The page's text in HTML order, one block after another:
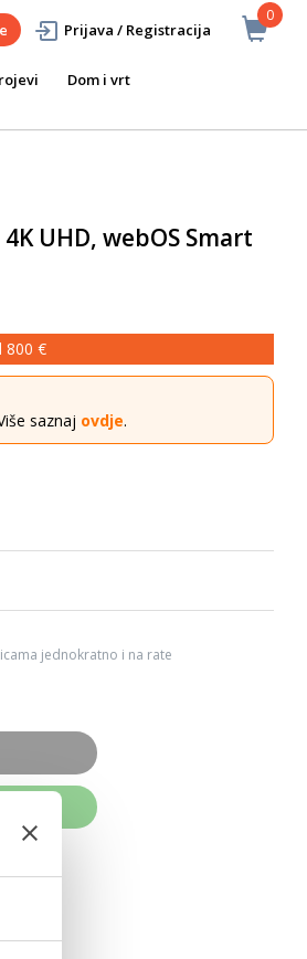
0
Prijava / Registracija
Dom i vrt
4K UHD, webOS Smart
800 €
saznaj ovdje.
jednokratno i na rate